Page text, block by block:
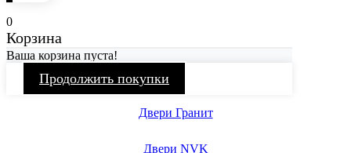
0
Корзина
Ваша корзина пуста!
Продолжить покупки
Двери Гранит
Двери NVK